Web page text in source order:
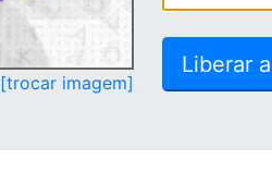
[trocar imagem]